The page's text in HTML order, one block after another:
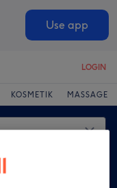
Use app
LOGIN
KOSMETIK MASSAGE